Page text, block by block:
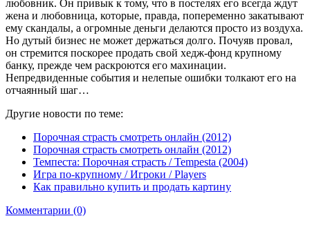
любовник. Он привык к тому, что в постелях его всегда ждут
жена и любовница, которые, правда, попеременно закатывают
ему скандалы, а огромные деньги делаются просто из воздуха.
Но дутый бизнес не может держаться долго. Почуяв провал,
он стремится поскорее продать свой хедж-фонд крупному
банку, прежде чем раскроются его махинации.
Непредвиденные события и нелепые ошибки толкают его на
отчаянный шаг…
Другие новости по теме:
Порочная страсть смотреть онлайн (2012)
Порочная страсть смотреть онлайн (2012)
Темпеста: Порочная страсть / Tempesta (2004)
Игра по-крупному / Игроки / Players
Как правильно купить и продать картину
Комментарии (0)